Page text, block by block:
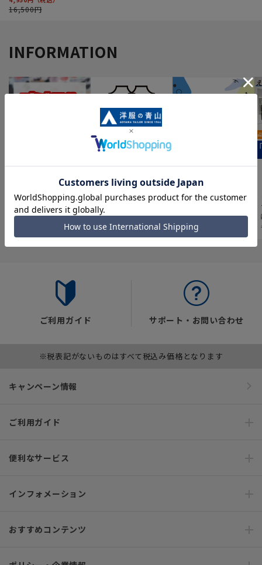
16,500円
INFORMATION
人気アイテムやおす
すめ商品などの“おト
ク“が満載のチラシが
Webでも見られる！
ビジネスウェアがな
んでも揃う、4つのブ
ランドが一体となっ
た新感覚の複合型ス
トアです
シゴト服ずかん
12,000人以上の業界
のシゴト服の着用傾
向をデータ化。
ご利用ガイド サポート・お問い合わせ
※税表記がないものはすべて税込み価格となります
キャンペーン情報
ご利用ガイド
便利なサービス
インフォメーション
おすすめコンテンツ